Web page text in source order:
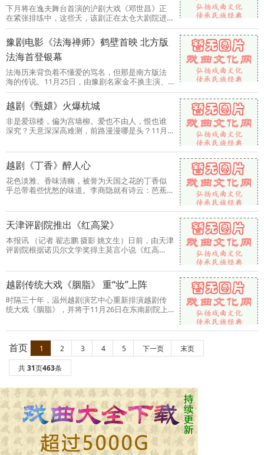
下月将在逸夫舞台首演的沪剧大戏《邓世昌》正
在紧张排练中，这些天，该剧正在太仓大剧院进
行为期四天的合成。上海
豫剧电影《法海禅师》鹤壁首映 北方版
法海首登银幕
法海历来背负着不懂爱的骂名，但那是南方版法
海的传说。11月25日，由豫剧名家金不换主演、
鹤壁市牛派艺术研究院演出
越剧《甄嬛》火爆杭城
非是爱琼楼，偏为宫墙柳。爱也不由人，恨也谁
深究？天意深深高难测，前路漫漫哪是头？11月
越剧《丁香》醉人心
花色淡雅、香味清幽，被誉为天国之花的丁香似
乎总带着些忧愁的味道。李商隐就有诗云：芭蕉
天津评剧院推出《红高粱》
本报讯 （记者 翟志鹏 摄影 姚文生）日前，由天津
评剧院根据诺贝尔文学奖得主莫言小说《红高
越剧传统大戏《胭脂》 重“妆”上阵
时隔三十年，温州越剧演艺中心重新排演越剧传
统大戏《胭脂》，并将于11月26日在东南剧院上
首页 1 2 3 4 5 下一页
末页
共31页463条